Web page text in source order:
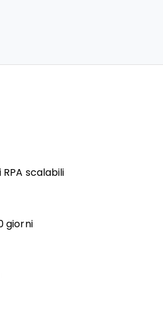
scalabili
giorni